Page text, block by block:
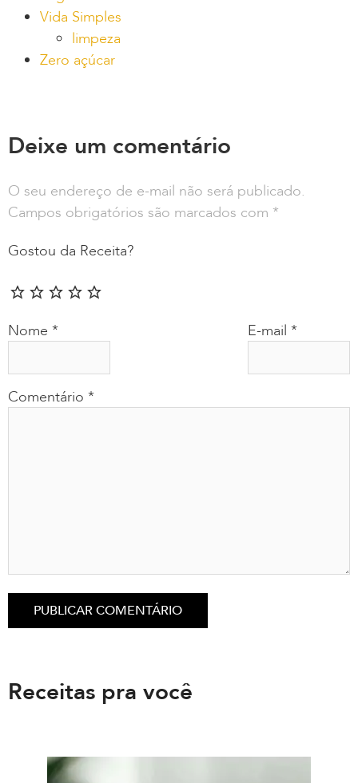
Vida Simples
limpeza
Zero açúcar
Deixe um comentário
O seu endereço de e-mail não será publicado.
Campos obrigatórios são marcados com *
Gostou da Receita?
Comentário *
Nome * E-mail *
Receitas pra você